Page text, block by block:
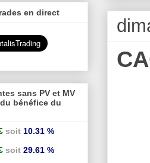
en direct
sans PV et MV
bénéfice du
soit 10.31 %
soit 29.61 %